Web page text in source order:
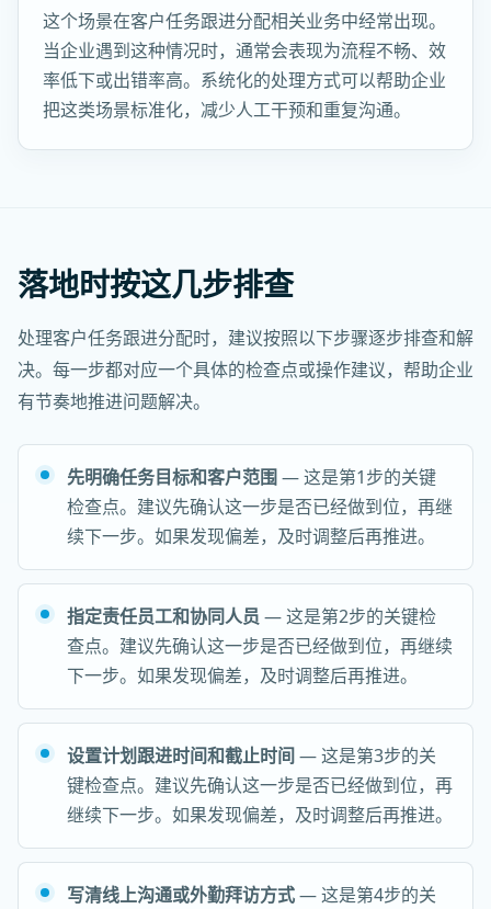
这个场景在客户任务跟进分配相关业务中经常出现。
当企业遇到这种情况时，通常会表现为流程不畅、效
率低下或出错率高。系统化的处理方式可以帮助企业
把这类场景标准化，减少人工干预和重复沟通。
落地时按这几步排查
处理客户任务跟进分配时，建议按照以下步骤逐步排查和解
决。每一步都对应一个具体的检查点或操作建议，帮助企业
有节奏地推进问题解决。
先明确任务目标和客户范围 — 这是第1步的关键
检查点。建议先确认这一步是否已经做到位，再继
续下一步。如果发现偏差，及时调整后再推进。
指定责任员工和协同人员 — 这是第2步的关键检
查点。建议先确认这一步是否已经做到位，再继续
下一步。如果发现偏差，及时调整后再推进。
设置计划跟进时间和截止时间 — 这是第3步的关
键检查点。建议先确认这一步是否已经做到位，再
继续下一步。如果发现偏差，及时调整后再推进。
写清线上沟通或外勤拜访方式— 这是第4步的关